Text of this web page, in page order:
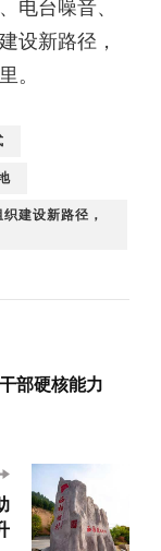
台噪音、
设新路径，
。
建设新路径，
部硬核能力